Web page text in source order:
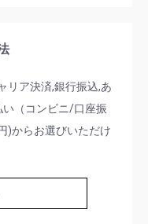
リア決済,銀行振込,あ
（コンビニ/口座振
)からお選びいただけ